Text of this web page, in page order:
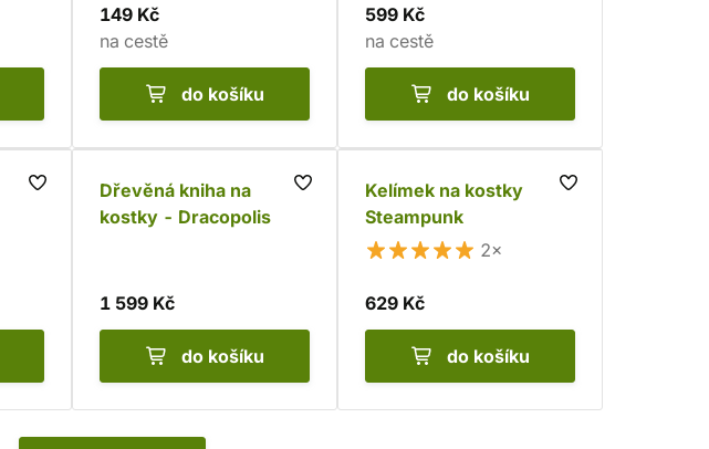
149 Kč
na cestě
do košíku
599 Kč
na cestě
do košíku
Dřevěná kniha na
kostky - Dracopolis
1 599 Kč
do košíku
Kelímek na kostky
Steampunk
2×
629 Kč
do košíku